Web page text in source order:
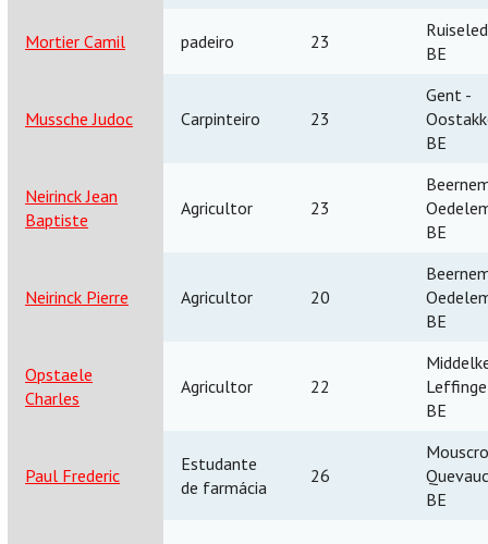
Mortier Camil padeiro 23
BE
Mussche Judoc Carpinteiro 23
Gent -
BE
Neirinck Jean
Baptiste
Agricultor 23
BE
Neirinck Pierre Agricultor 20
BE
Opstaele
Charles
Agricultor 22
Leffinge
BE
Paul Frederic
Estudante
de farmácia
26
BE